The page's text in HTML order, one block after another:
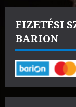
FIZETÉSI
BARION